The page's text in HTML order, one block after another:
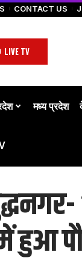
CONTACT US
LIVE TV
मध्य प्रदेश
हुआ